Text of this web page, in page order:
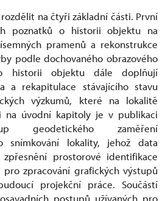
na čtyři základní části. První
poznatků o historii objektu na
pramenů a rekonstrukce
podle dochovaného obrazového
historii objektu dále doplňují
a rekapitulace stávajícího stavu
výzkumů, které na lokalitě
na úvodní kapitoly je v publikaci
geodetického zaměření
snímkování lokality, jehož data
prostorové identifikace
zpracování grafických výstupů
projekční práce. Součástí